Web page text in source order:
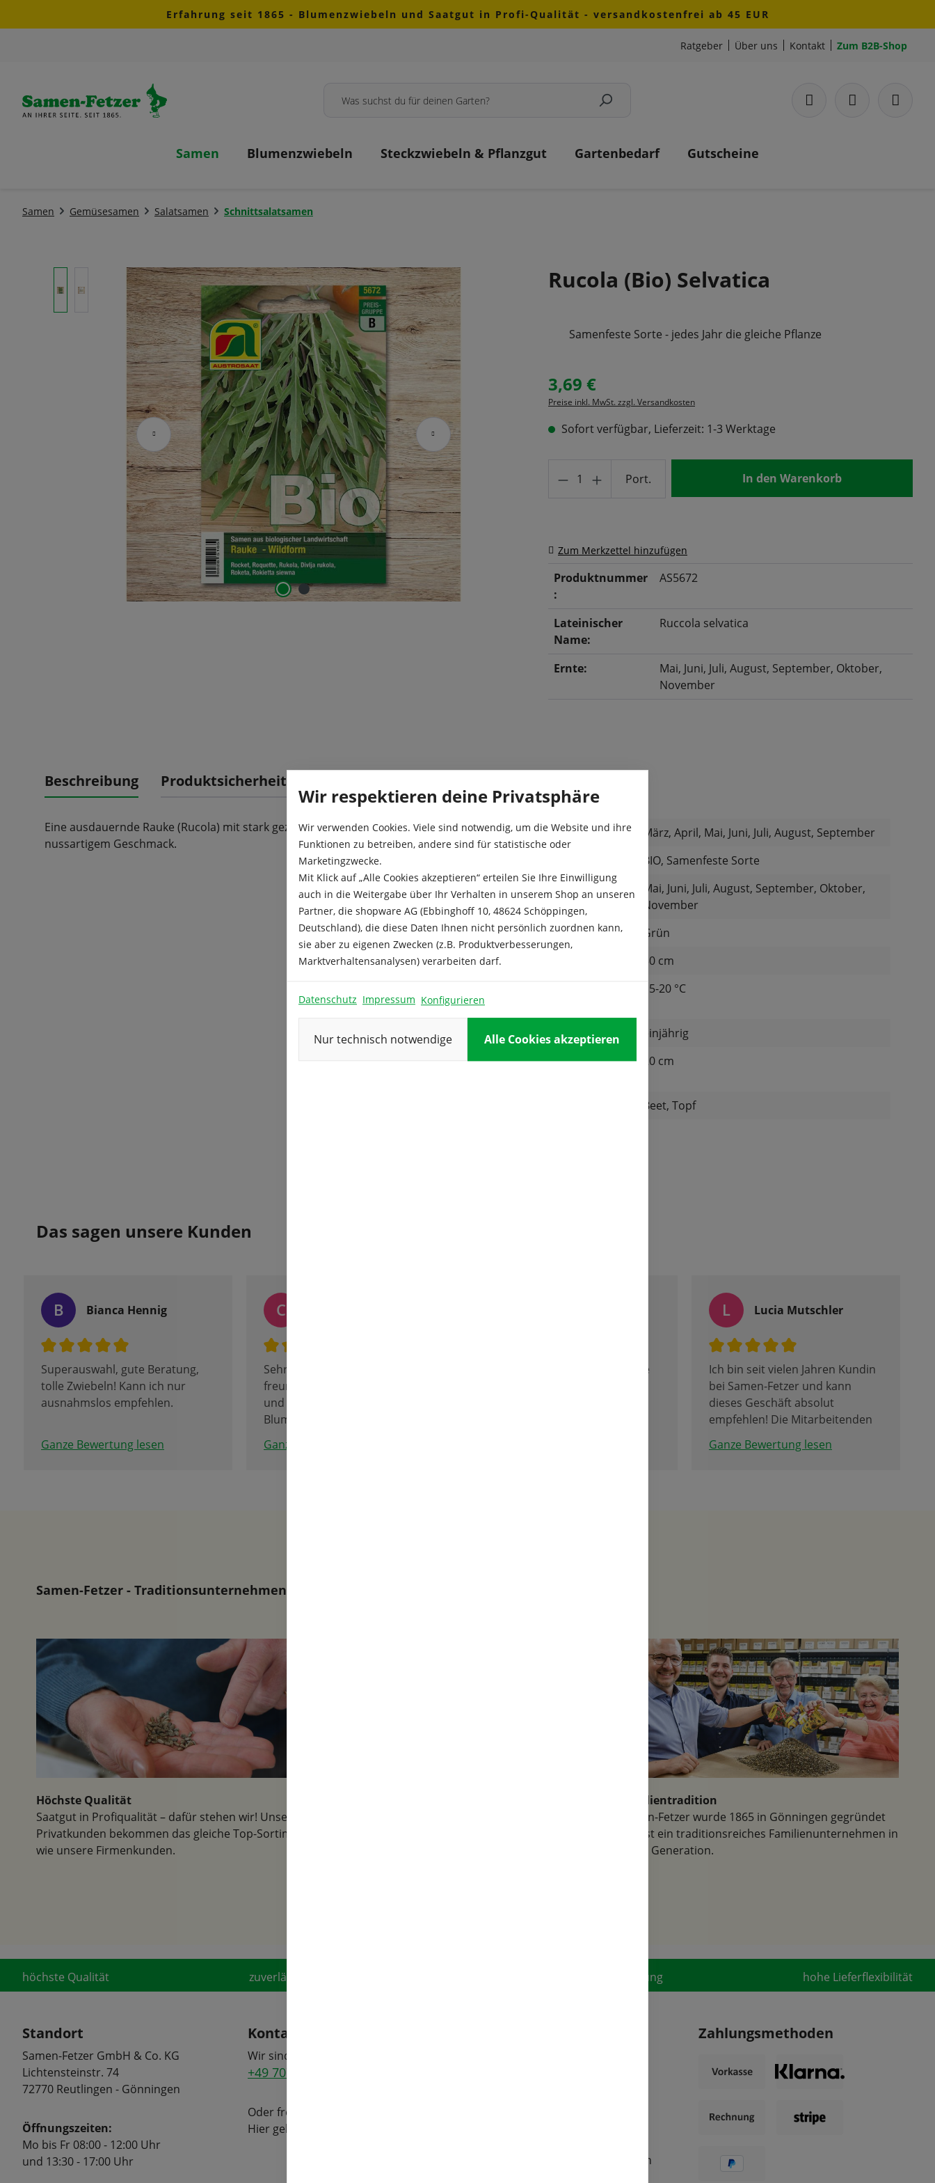
Zur Hauptnavigation springenErfahrung seit 1865 - Blumenzwiebeln und Saatgut in Profi-Qualität - versandkostenfrei ab 45 EUR
Ratgeber Über uns Kontakt Zum B2B-Shop
Samen Blumenzwiebeln Steckzwiebeln & Pflanzgut Gartenbedarf Gutscheine
Samen Gemüsesamen Salatsamen Schnittsalatsamen
Bildergalerie überspringen Rucola (Bio) Selvatica
Samenfeste Sorte - jedes Jahr die gleiche Pflanze
Regulärer Preis:
3,69 €
Preise inkl. MwSt. zzgl. Versandkosten
Sofort verfügbar, Lieferzeit: 1-3 Werktage
Produkt Anzahl: Gib den gewünschten Wert ein
Port. In den Warenkorb
Zum Merkzettel hinzufügen
Produktnummer
:
AS5672
Lateinischer
Name:
Ruccola selvatica
Ernte: Mai, Juni, Juli, August, September, Oktober,
November
Beschreibung Produktsicherheit
Eine ausdauernde Rauke (Rucola) mit stark gezahnten Blättern und intensivem,
nussartigem Geschmack.
Aussaat:
März, April, Mai, Juni, Juli, August, September
BIO, Samenfeste Sorte
Ernte:
Mai, Juni, Juli, August, September, Oktober,
November
Farbe:
Grün
30 cm
15-20 °C
Kulturdauer:
einjährig
Reihenabstan
20 cm
Beet, Topf
Das sagen unsere Kunden
B Bianca Hennig
Superauswahl, gute Beratung,
tolle Zwiebeln! Kann ich nur
ausnahmslos empfehlen.
Ganze Bewertung lesen
C
Sehr kompetente und
freundliche Beratung und gute
und vielseitige Auswahl an
Blumenzwiebeln.
Ganze Bewertung lesen
Bin von der angebotenen Ware
L Lucia Mutschler
Ich bin seit vielen Jahren Kundin
bei Samen-Fetzer und kann
dieses Geschäft absolut
empfehlen! Die Mitarbeitenden
sind immer total freundlich und
beraten sehr kompetent!
Ganze Bewertung lesen
Samen-Fetzer - Traditionsunternehmen in der 6. Generation
Höchste Qualität
Saatgut in Profiqualität – dafür stehen wir! Unsere
Privatkunden bekommen das gleiche Top-Sortiment
wie unsere Firmenkunden.
Familientradition
Samen-Fetzer wurde 1865 in Gönningen gegründet
und ist ein traditionsreiches Familienunternehmen in
der 6. Generation.
höchste Qualität zuverlässiger Service langjährige Branchenerfahrung hohe Lieferflexibilität
Standort
Samen-Fetzer GmbH & Co. KG
Lichtensteinstr. 74
72770 Reutlingen - Gönningen
Öffnungszeiten:
Mo bis Fr 08:00 - 12:00 Uhr
und 13:30 - 17:00 Uhr
Kontakt
Wir sind telefonisch erreichbar unter:
+49 7072 600490-0
Oder freuen uns über eine Nachricht!
Hier geht's zum
Zahlungs- & Versandbedingungen
Zahlungsmethoden
Wir respektieren deine Privatsphäre
Wir verwenden Cookies. Viele sind notwendig, um die Website und ihre
Funktionen zu betreiben, andere sind für statistische oder
Marketingzwecke.
Mit Klick auf „Alle Cookies akzeptieren“ erteilen Sie Ihre Einwilligung
auch in die Weitergabe über Ihr Verhalten in unserem Shop an unseren
Partner, die shopware AG (Ebbinghoff 10, 48624 Schöppingen,
Deutschland), die diese Daten Ihnen nicht persönlich zuordnen kann,
sie aber zu eigenen Zwecken (z.B. Produktverbesserungen,
Marktverhaltensanalysen) verarbeiten darf.
Datenschutz Impressum Konfigurieren
Nur technisch notwendige Alle Cookies akzeptieren